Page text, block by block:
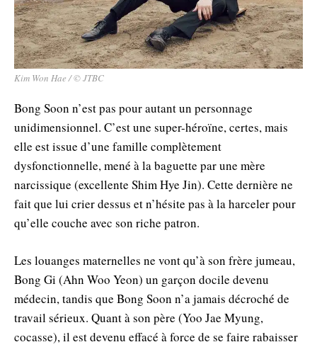
Kim Won Hae / © JTBC
Bong Soon n’est pas pour autant un personnage
unidimensionnel. C’est une super-héroïne, certes, mais
elle est issue d’une famille complètement
dysfonctionnelle, mené à la baguette par une mère
narcissique (excellente Shim Hye Jin). Cette dernière ne
fait que lui crier dessus et n’hésite pas à la harceler pour
qu’elle couche avec son riche patron.
Les louanges maternelles ne vont qu’à son frère jumeau,
Bong Gi (Ahn Woo Yeon) un garçon docile devenu
médecin, tandis que Bong Soon n’a jamais décroché de
travail sérieux. Quant à son père (Yoo Jae Myung,
cocasse), il est devenu effacé à force de se faire rabaisser